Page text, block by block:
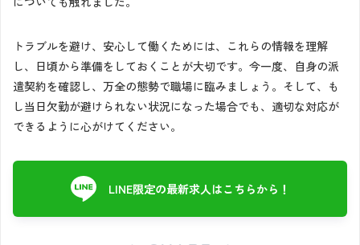
トラブルを避け、安心して働くためには、これらの情報を理解
し、日頃から準備をしておくことが大切です。今一度、自身の派
遣契約を確認し、万全の態勢で職場に臨みましょう。そして、も
し当日欠勤が避けられない状況になった場合でも、適切な対応が
できるように心がけてください。
LINE限定の最新求人はこちらから！